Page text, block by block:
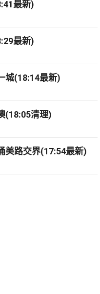
最新)
最新)
城(18:14最新)
(18:05清理)
美路交界(17:54最新)